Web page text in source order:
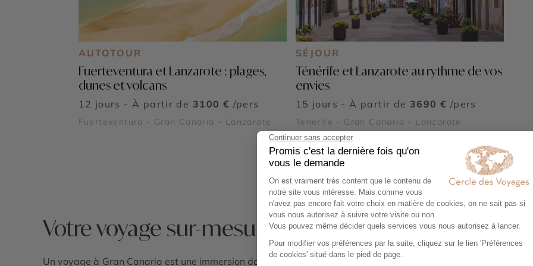
AUTOTOUR
Fuerteventura et Lanzarote : plages,
dunes et volcans
12 jours - À partir de 3100 € /pers
Fuerteventura - Gran Canaria - Lanzarote
SÉJOUR
Ténérife et Lanzarote au rythme de vos
envies
15 jours - À partir de 3690 € /pers
Tenerife - Gran Canaria - Lanzarote
Voir tous nos voyages Espagne
Votre voyage sur-mesure en Gran Canaria
Un voyage à Gran Canaria est une immersion dans une île aux multiples visages, où paysages volcaniques,